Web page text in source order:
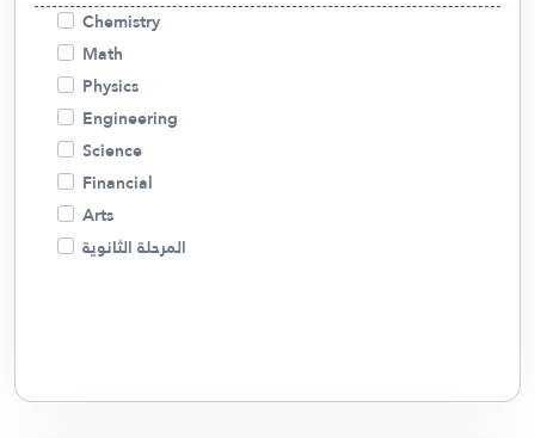
م. عمرو كسبه
أ. سالم الشمري
أ. أسامة شاهين
م. زينب
أ . منار
أ. غالية حسن
م. ميساء
د. صلاح الفضلي
Chemistry
Math
Physics
Engineering
Science
Financial
Arts
المرحلة الثانوية